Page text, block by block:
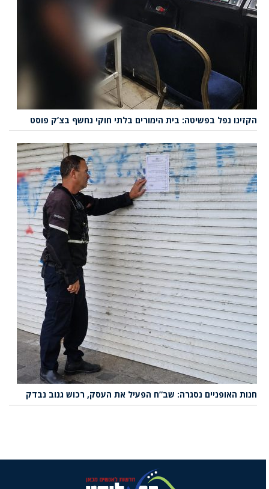
הקזינו נפל בפשיטה: בית הימורים בלתי חוקי נחשף בצ’ק פוסט
חנות האופניים נסגרה: שב”ח הפעיל את העסק, רכוש גנוב נבדק